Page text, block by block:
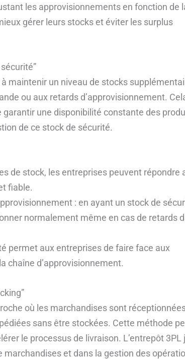
les approvisionnements en fonction de
gérer leurs stocks et éviter les surplus
maintenir un niveau de stocks
ou aux retards d’approvisionnement.
une disponibilité constante des
de ce stock de sécurité.
de stock, les entreprises peuvent répondre
fiable.
: en ayant un stock de
normalement même en cas de retards
permet aux entreprises de faire face aux
chaîne d’approvisionnement.
où les marchandises sont
sans être stockées. Cette méthode
le processus de livraison. L’entrepôt 3PL
marchandises et dans la gestion des